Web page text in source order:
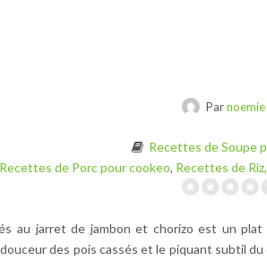
Parnoemie
Recettes de Soupe
Recettes de Porc pour cookeo, Recettes de
au jarret de jambon et chorizo est un
des pois cassés et le piquant subtil